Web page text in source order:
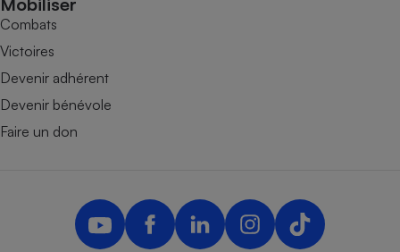
Combats
Victoires
Devenir adhérent
Devenir bénévole
Faire un don